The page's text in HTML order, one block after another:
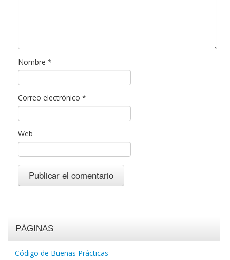
Nombre *
Correo electrónico *
Web
PÁGINAS
Código de Buenas Prácticas